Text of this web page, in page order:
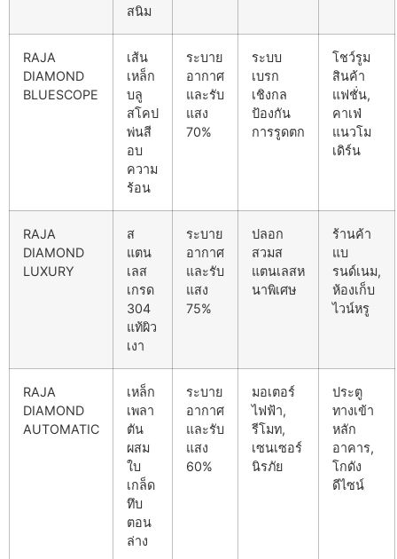
สนิม
RAJA
DIAMOND
BLUESCOPE
เส้น
เหล็ก
บลู
สโคป
พ่นสี
อบ
ความ
ร้อน
ระบาย
อากาศ
และรับ
แสง
70%
ระบบ
เบรก
เชิงกล
ป้องกัน
การรูดตก
โชว์รูม
สินค้า
แฟชั่น,
คาเฟ่
แนวโม
เดิร์น
RAJA
DIAMOND
LUXURY
ส
แตน
เลส
เกรด
304
แท้ผิว
เงา
ระบาย
อากาศ
และรับ
แสง
75%
ปลอก
สวมส
แตนเลสห
นาพิเศษ
ร้านค้า
แบ
รนด์เนม,
ห้องเก็บ
ไวน์หรู
RAJA
DIAMOND
AUTOMATIC
เหล็ก
เพลา
ตัน
ผสม
ใบ
เกล็ด
ทึบ
ตอน
ล่าง
ระบาย
อากาศ
และรับ
แสง
60%
มอเตอร์
ไฟฟ้า,
รีโมท,
เซนเซอร์
นิรภัย
ประตู
ทางเข้า
หลัก
อาคาร,
โกดัง
ดีไซน์